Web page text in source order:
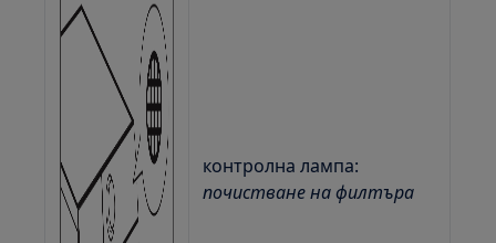
контролна лампа:
почистване на филтъра